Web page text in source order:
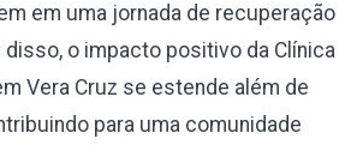
em uma jornada de recuperação
disso, o impacto positivo da Clínica
Vera Cruz se estende além de
para uma comunidade